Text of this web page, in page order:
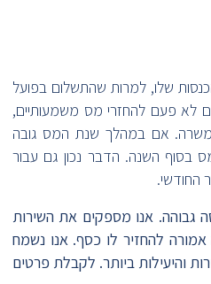
שלו, למרות שהתשלום בפועל
לא פעם להחזרי מס משמעותיים,
המשרה. אם במהלך שנת המס גובה
בסוף השנה. הדבר נכון גם עבור
החודשי.
גבוהה. אנו מספקים את השירות
להחזיר לו כסף. אנו נשמח
והיעילות ביותר. לקבלת פרטים